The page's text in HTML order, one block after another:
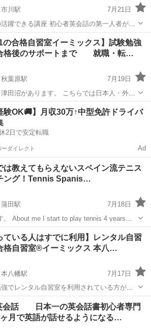
川駅
7月21日
躍できる講座 初心者英会話の第一人者が送
トグラム®をベースに 医師監修の元、心理
ュニケーション
その他 コーチング
の合格自習室イーミックス】試験勉強
格後のサポートまで 就職・転…
葉原駅
7月19日
田沼があります。 こちらでは日本人・外国
・ビザサポートもしております。 有料職業
８３５ 登録支援機関２５登ー０１１９８０
原駅 その他 日本語検定
験OK🚚】月収30万↑中型免許ドライバ
2日で安定転職
ーダイレクト Ad
は教えてもらえないスペイン流テニス
ング！Tennis Spanis…
田駅
7月18日
years
years old seriously. An...
スポーツ
ている人はすでに利用】レンタル自習
室 合格自習室®️イーミックス 本八…
八幡駅
7月17日
でレンタル自習室を利用されている方が増
利用いただけます。習志野市の津田沼にご
...
幡駅 その他 都営新宿線
会話 日本一の英会話書初心者専門
月で英語が話せるようになる…